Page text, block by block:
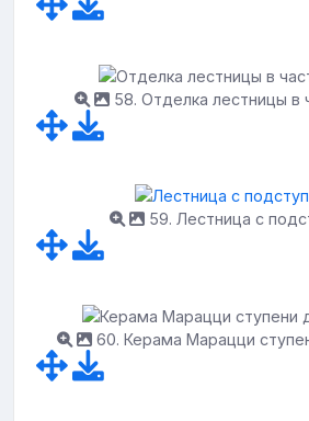
58. Отделка лестницы в
59. Лестница с
60. Керама Марацци